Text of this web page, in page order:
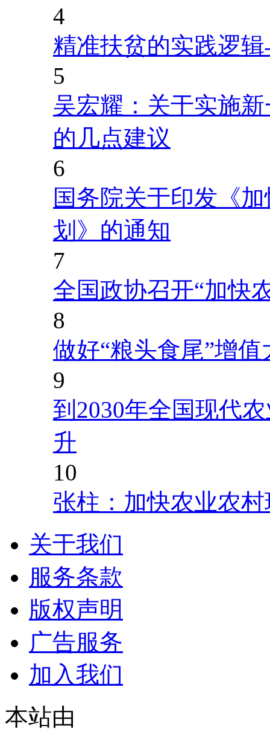
4
精准扶贫的实践逻
5
吴宏耀：关于实施
的几点建议
6
国务院关于印发《
划》的通知
7
全国政协召开“加快
8
做好“粮头食尾”增值
9
到2030年全国现代
升
10
张柱：加快农业农
关于我们
服务条款
版权声明
广告服务
加入我们
本站由